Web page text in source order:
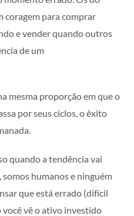
coragem para comprar
e vender quando outros
de um
mesma proporção em que o
por seus ciclos, o êxito
quando a tendência vai
humanos e ninguém
que está errado (difícil
você vê o ativo investido